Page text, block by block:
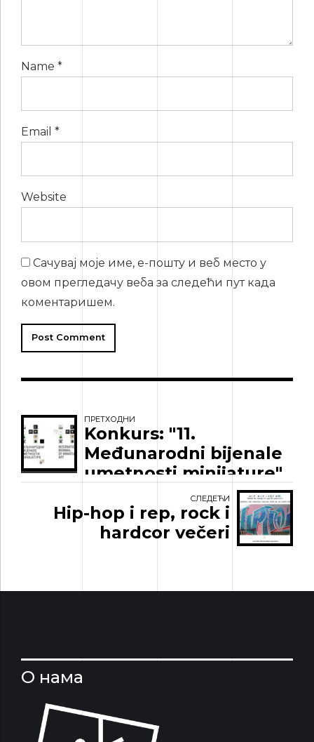
Name *
Email *
Website
Сачувај моје име, е-пошту и веб место у
овом прегледачу веба за следећи пут када
коментаришем.
Post Comment
ПРЕТХОДНИ
Konkurs: "11.
Međunarodni bijenale
umetnosti minijature"
СЛЕДЕЋИ
Hip-hop i rep, rock i
hardcor večeri
О нама